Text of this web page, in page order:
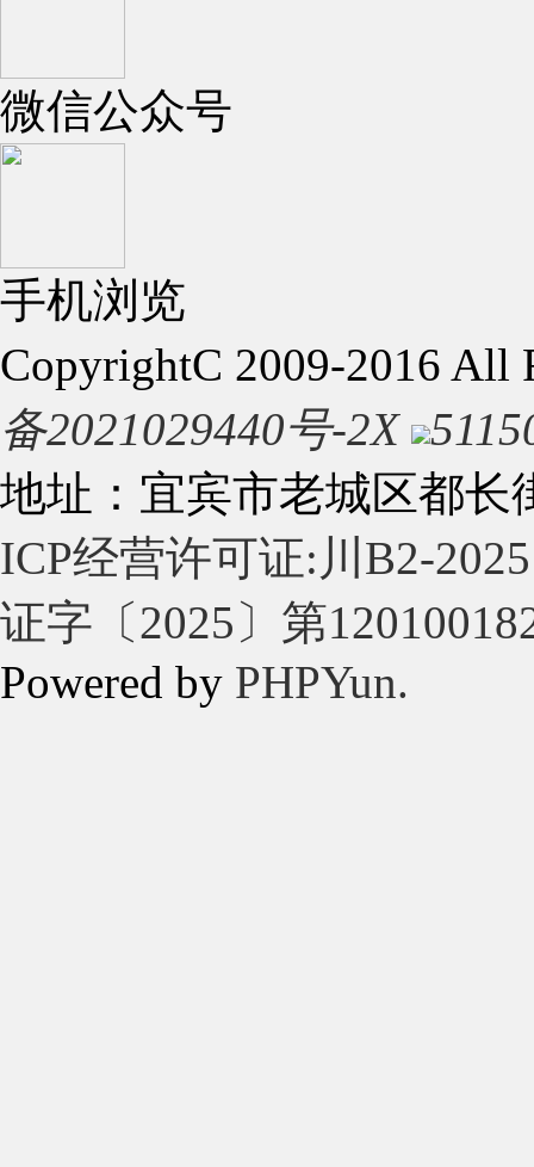
微信公众号
手机浏览
CopyrightC 2009-2016 All
备2021029440号-2X
地址：宜宾市老城区都长
ICP经营许可证:川B2-
证字〔2025〕第
Powered by PHPYun.